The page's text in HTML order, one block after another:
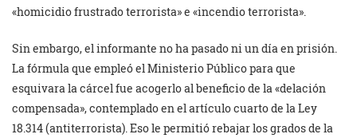
«homicidio frustrado terrorista» e «incendio terrorista».
Sin embargo, el informante no ha pasado ni un día en prisión.
La fórmula que empleó el Ministerio Público para que
esquivara la cárcel fue acogerlo al beneficio de la «delación
compensada», contemplado en el artículo cuarto de la Ley
18.314 (antiterrorista). Eso le permitió rebajar los grados de la